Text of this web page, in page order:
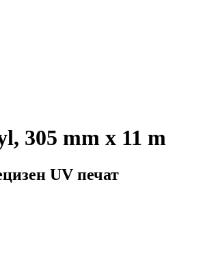
305 mm x 11 m
UV печат